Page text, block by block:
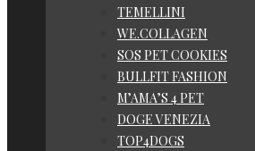
TEMELLINI
WE.COLLAGEN
SOS PET COOKIES
BULLFIT FASHION
M’AMA’S 4 PET
DOGE VENEZIA
TOP4DOGS